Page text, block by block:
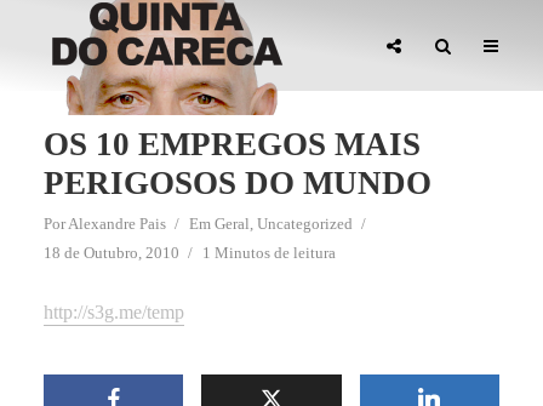
OS 10 EMPREGOS MAIS
PERIGOSOS DO MUNDO
PorAlexandre Pais Em Geral, Uncategorized
18 de Outubro, 2010
1 Minutos de leitura
http://s3g.me/temp